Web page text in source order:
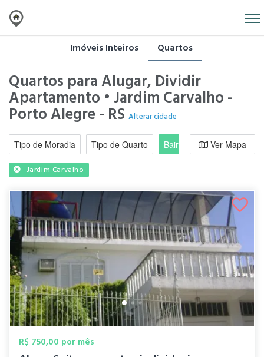
Imóveis Inteiros Quartos
Quartos para Alugar, Dividir
Apartamento • Jardim Carvalho -
Porto Alegre - RS Alterar cidade
Tipo de Moradia Tipo de Quarto Bairro / RegiãoVer Mapa
Jardim Carvalho
R$ 750,00 por mês